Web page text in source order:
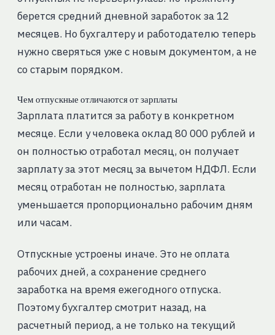
берется средний дневной заработок за 12
месяцев. Но бухгалтеру и работодателю теперь
нужно сверяться уже с новым документом, а не
со старым порядком.
Чем отпускные отличаются от зарплаты
Зарплата платится за работу в конкретном
месяце. Если у человека оклад 80 000 рублей и
он полностью отработал месяц, он получает
зарплату за этот месяц за вычетом НДФЛ. Если
месяц отработан не полностью, зарплата
уменьшается пропорционально рабочим дням
или часам.
Отпускные устроены иначе. Это не оплата
рабочих дней, а сохранение среднего
заработка на время ежегодного отпуска.
Поэтому бухгалтер смотрит назад, на
расчетный период, а не только на текущий